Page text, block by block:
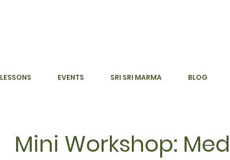
LESSONS EVENTS SRI SRI MARMA BLOG
Mini Workshop: